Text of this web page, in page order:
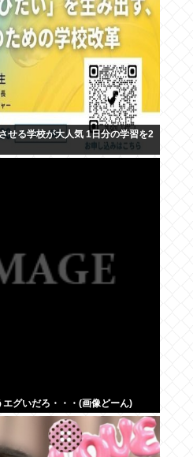
せる学校が大人気 1日分の学習を2
グいだろ・・・(画像どーん)